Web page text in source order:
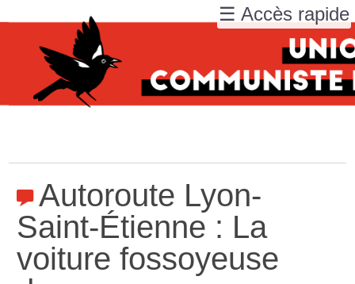
Autoroute Lyon-
Saint-Étienne : La
voiture fossoyeuse
☰ Accès rapide